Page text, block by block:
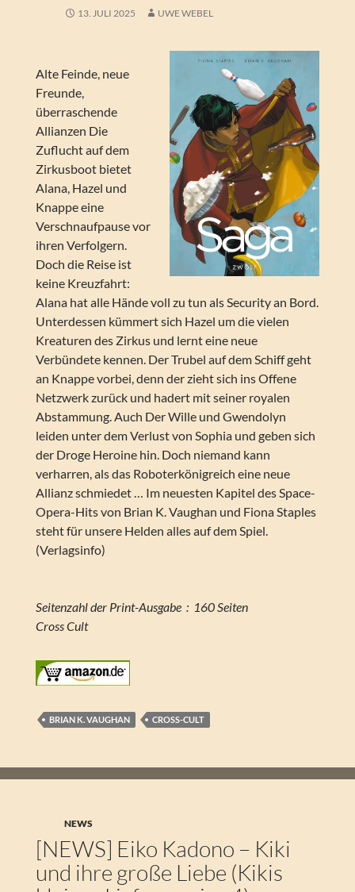
13. JULI 2025 UWE WEBEL
Alte Feinde, neue
Freunde,
überraschende
Allianzen Die
Zuflucht auf dem
Zirkusboot bietet
Alana, Hazel und
Knappe eine
Verschnaufpause vor
ihren Verfolgern.
Doch die Reise ist
keine Kreuzfahrt:
Alana hat alle Hände voll zu tun als Security an Bord.
Unterdessen kümmert sich Hazel um die vielen
Kreaturen des Zirkus und lernt eine neue
Verbündete kennen. Der Trubel auf dem Schiff geht
an Knappe vorbei, denn der zieht sich ins Offene
Netzwerk zurück und hadert mit seiner royalen
Abstammung. Auch Der Wille und Gwendolyn
leiden unter dem Verlust von Sophia und geben sich
der Droge Heroine hin. Doch niemand kann
verharren, als das Roboterkönigreich eine neue
Allianz schmiedet … Im neuesten Kapitel des Space-
Opera-Hits von Brian K. Vaughan und Fiona Staples
steht für unsere Helden alles auf dem Spiel.
(Verlagsinfo)
Seitenzahl der Print-Ausgabe ‏ : ‎ 160 Seiten
Cross Cult
BRIAN K. VAUGHAN CROSS-CULT
NEWS
[NEWS] Eiko Kadono – Kiki
und ihre große Liebe (Kikis